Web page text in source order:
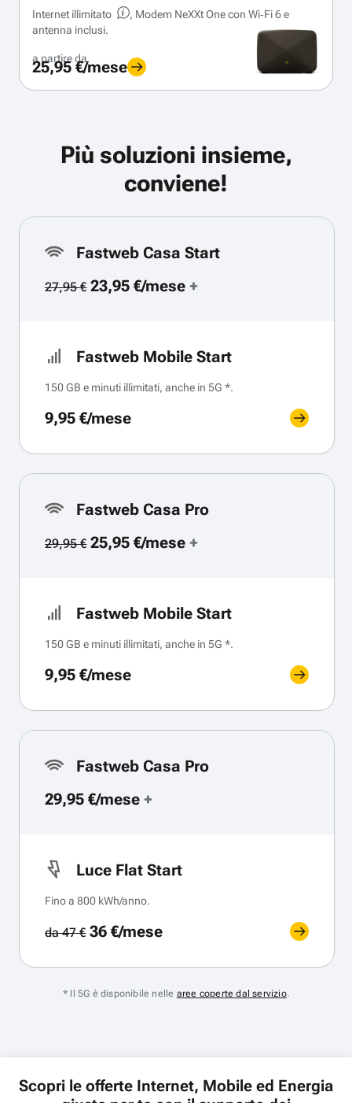
Internet illimitato
, Modem NeXXt One con Wi‑Fi 6 e
antenna inclusi.
a partire da
25,95 €/mese
Più soluzioni insieme,
conviene!
Fastweb Casa Start
27,95 €23,95 €/mese+
Fastweb Mobile Start
150 GB e minuti illimitati, anche in 5G *.
9,95 €/mese
Fastweb Casa Pro
29,95 €25,95 €/mese+
Fastweb Mobile Start
150 GB e minuti illimitati, anche in 5G *.
9,95 €/mese
Fastweb Casa Pro
29,95 €/mese +
Luce Flat Start
Fino a 800 kWh/anno.
da 47 €36 €/mese
* Il 5G è disponibile nelle aree coperte dal servizio.
Scopri le offerte Internet, Mobile ed Energia